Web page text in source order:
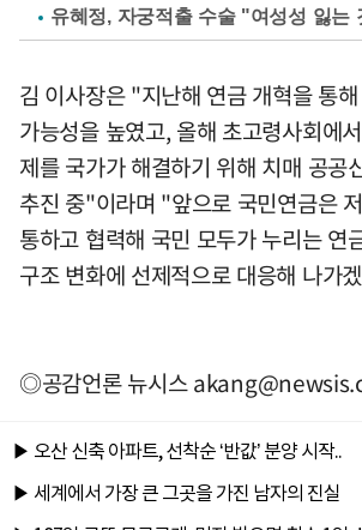
유혜정, 자궁적출 수술 "여성성 잃
김 이사장은 "지난해 연금 개혁을 통
가능성을 높였고, 올해 초고령사회에
제를 국가가 해결하기 위해 치매 공공
추진 중"이라며 "앞으로 국민연금은
통하고 협력해 국민 모두가 누리는 연
구조 변화에 선제적으로 대응해 나가
◎공감언론 뉴시스